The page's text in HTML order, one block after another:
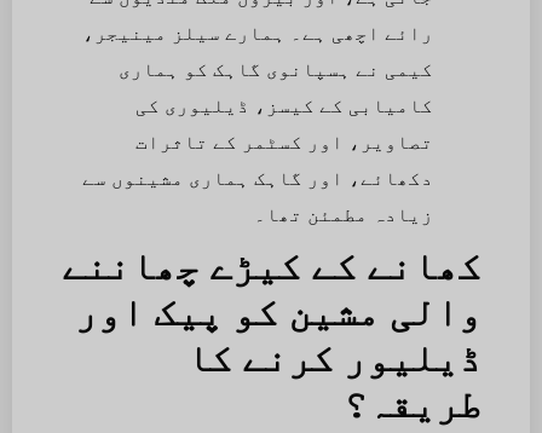
رائے اچھی ہے۔ ہمارے سیلز مینیجر،
کیمی نے ہسپانوی گاہک کو ہماری
کامیابی کے کیسز، ڈیلیوری کی
تصاویر، اور کسٹمر کے تاثرات
دکھائے، اور گاہک ہماری مشینوں سے
زیادہ مطمئن تھا۔
کھانے کے کیڑے چھاننے
والی مشین کو پیک اور
ڈیلیور کرنے کا
طریقہ؟